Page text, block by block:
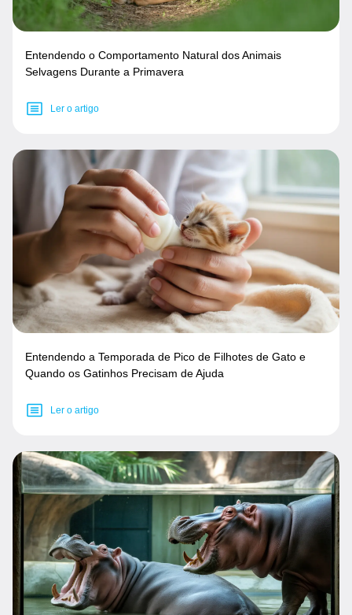
Entendendo o Comportamento Natural dos Animais
Selvagens Durante a Primavera
Ler o artigo
Entendendo a Temporada de Pico de Filhotes de Gato e
Quando os Gatinhos Precisam de Ajuda
Ler o artigo